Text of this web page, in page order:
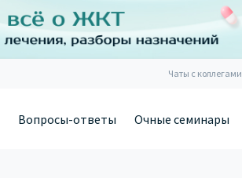
Чаты с коллегами
Вопросы-ответы Очные семинары